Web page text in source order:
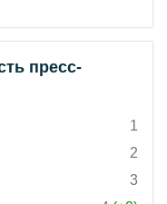
пресс-
1
2
3